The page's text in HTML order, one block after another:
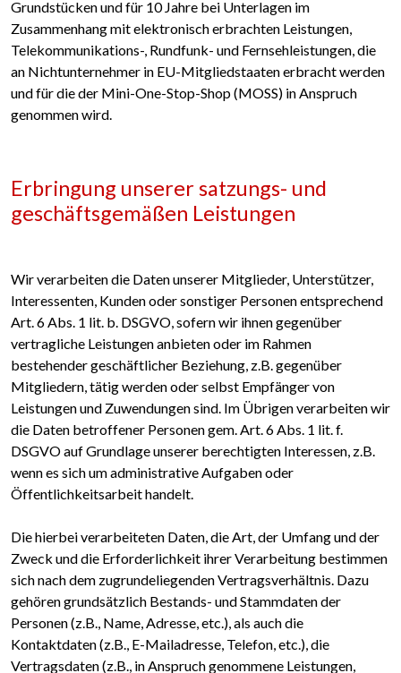
Grundstücken und für 10 Jahre bei Unterlagen im
Zusammenhang mit elektronisch erbrachten Leistungen,
Telekommunikations-, Rundfunk- und Fernsehleistungen, die
an Nichtunternehmer in EU-Mitgliedstaaten erbracht werden
und für die der Mini-One-Stop-Shop (MOSS) in Anspruch
genommen wird.
Erbringung unserer satzungs- und
geschäftsgemäßen Leistungen
Wir verarbeiten die Daten unserer Mitglieder, Unterstützer,
Interessenten, Kunden oder sonstiger Personen entsprechend
Art. 6 Abs. 1 lit. b. DSGVO, sofern wir ihnen gegenüber
vertragliche Leistungen anbieten oder im Rahmen
bestehender geschäftlicher Beziehung, z.B. gegenüber
Mitgliedern, tätig werden oder selbst Empfänger von
Leistungen und Zuwendungen sind. Im Übrigen verarbeiten wir
die Daten betroffener Personen gem. Art. 6 Abs. 1 lit. f.
DSGVO auf Grundlage unserer berechtigten Interessen, z.B.
wenn es sich um administrative Aufgaben oder
Öffentlichkeitsarbeit handelt.
Die hierbei verarbeiteten Daten, die Art, der Umfang und der
Zweck und die Erforderlichkeit ihrer Verarbeitung bestimmen
sich nach dem zugrundeliegenden Vertragsverhältnis. Dazu
gehören grundsätzlich Bestands- und Stammdaten der
Personen (z.B., Name, Adresse, etc.), als auch die
Kontaktdaten (z.B., E-Mailadresse, Telefon, etc.), die
Vertragsdaten (z.B., in Anspruch genommene Leistungen,